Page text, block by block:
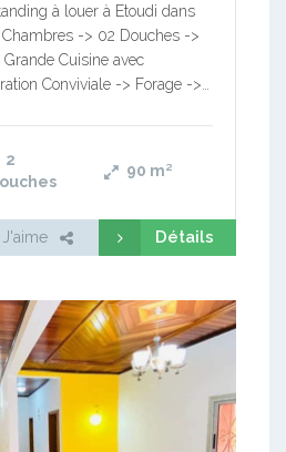
à louer à Etoudi dans
-> 02 Douches ->
Cuisine avec
Conviviale -> Forage ->…
2
90 m²
J'aime Détails